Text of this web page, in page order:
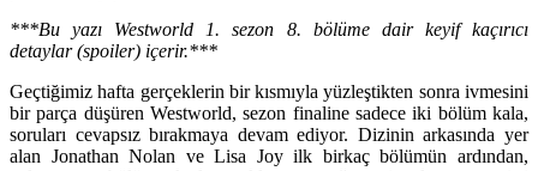
***Bu yazı Westworld 1. sezon 8. bölüme dair keyif kaçırıcı
detaylar (spoiler) içerir.***
Geçtiğimiz hafta gerçeklerin bir kısmıyla yüzleştikten sonra ivmesini
bir parça düşüren Westworld, sezon finaline sadece iki bölüm kala,
soruları cevapsız bırakmaya devam ediyor. Dizinin arkasında yer
alan Jonathan Nolan ve Lisa Joy ilk birkaç bölümün ardından,